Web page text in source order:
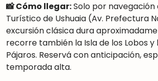
📸 Cómo llegar:Solo por navegación
Turístico de Ushuaia (Av. Prefectura
excursión clásica dura
recorre también la Isla de los Lobos y
Pájaros. Reservá con anticipación,
temporada alta.